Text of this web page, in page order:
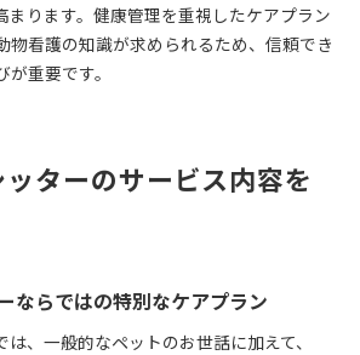
まります。健康管理を重視したケアプラン
物看護の知識が求められるため、信頼でき
重要です。
ターのサービス内容を
ならではの特別なケアプラン
、一般的なペットのお世話に加えて、